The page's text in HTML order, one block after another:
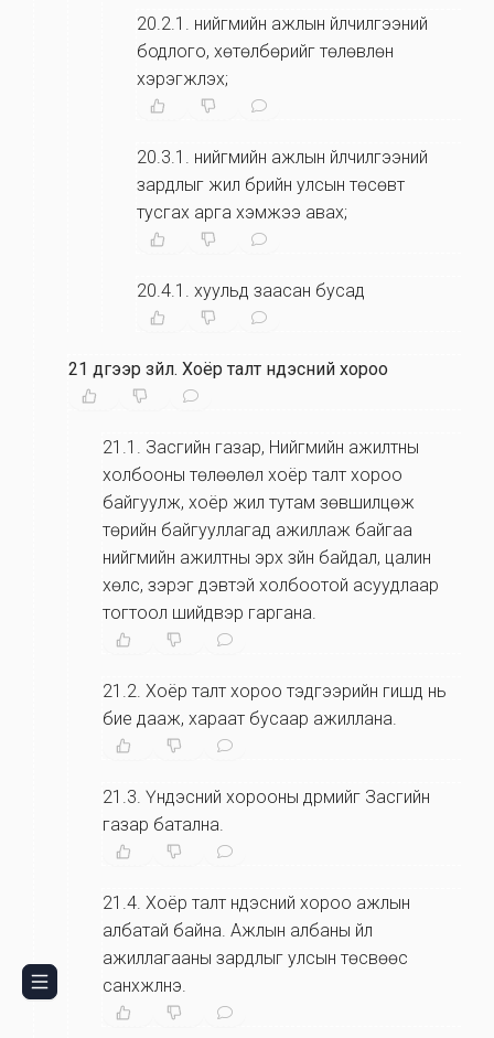
20.2.1 . нийгмийн ажлын үйлчилгээний
бодлого, хөтөлбөрийг төлөвлөн
хэрэгжүүлэх;
20.3.1 . нийгмийн ажлын үйлчилгээний
зардлыг жил бүрийн улсын төсөвт
тусгах арга хэмжээ авах;
20.4.1 . хуульд заасан бусад
21 дүгээр зүйл. Хоёр талт үндэсний хороо
21.1 . Засгийн газар, Нийгмийн ажилтны
холбооны төлөөлөл хоёр талт хороо
байгуулж, хоёр жил тутам зөвшилцөж
төрийн байгууллагад ажиллаж байгаа
нийгмийн ажилтны эрх зүйн байдал, цалин
хөлс, зэрэг дэвтэй холбоотой асуудлаар
тогтоол шийдвэр гаргана.
21.2. Хоёр талт хороо тэдгээрийн гишүүд нь
бие дааж, хараат бусаар ажиллана.
21.3. Үндэсний хорооны дүрмийг Засгийн
газар батална.
21.4. Хоёр талт үндэсний хороо ажлын
албатай байна. Ажлын албаны үйл
ажиллагааны зардлыг улсын төсвөөс
санхүүжүүлнэ.